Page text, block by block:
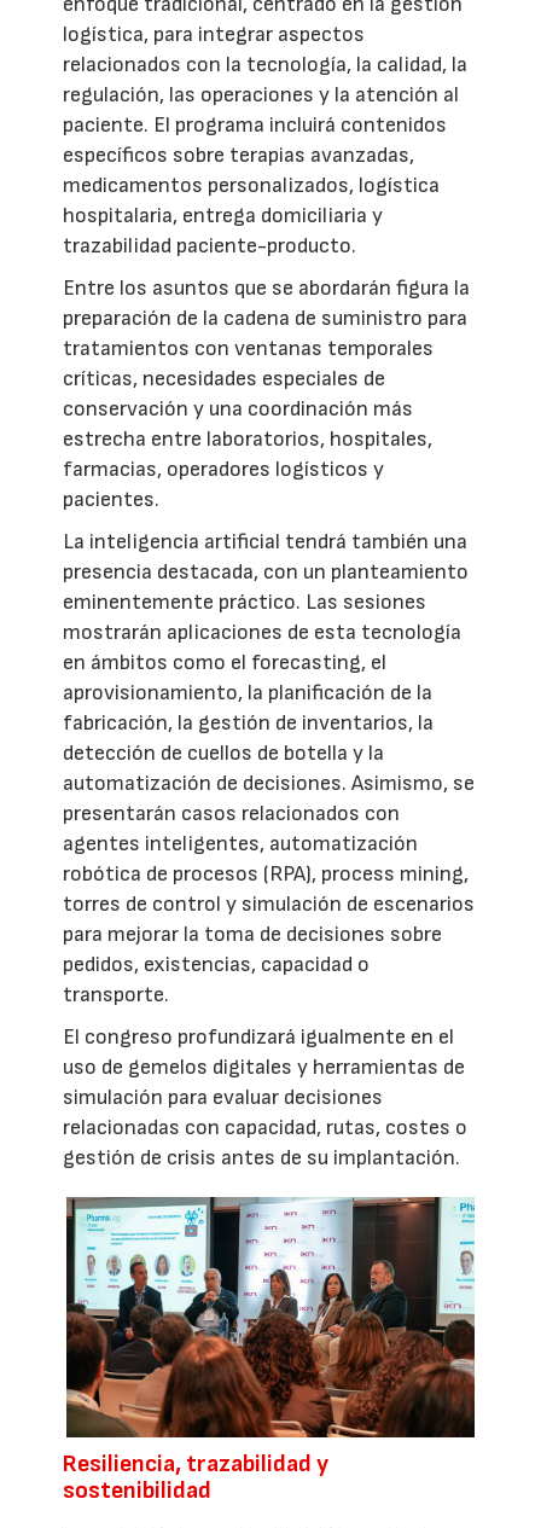
logística, para integrar aspectos
relacionados con la tecnología, la calidad, la
regulación, las operaciones y la atención al
paciente. El programa incluirá contenidos
específicos sobre terapias avanzadas,
medicamentos personalizados, logística
hospitalaria, entrega domiciliaria y
trazabilidad paciente-producto.
Entre los asuntos que se abordarán figura la
preparación de la cadena de suministro para
tratamientos con ventanas temporales
críticas, necesidades especiales de
conservación y una coordinación más
estrecha entre laboratorios, hospitales,
farmacias, operadores logísticos y
pacientes.
La inteligencia artificial tendrá también una
presencia destacada, con un planteamiento
eminentemente práctico. Las sesiones
mostrarán aplicaciones de esta tecnología
en ámbitos como el forecasting, el
aprovisionamiento, la planificación de la
fabricación, la gestión de inventarios, la
detección de cuellos de botella y la
automatización de decisiones. Asimismo, se
presentarán casos relacionados con
agentes inteligentes, automatización
robótica de procesos (RPA), process mining,
torres de control y simulación de escenarios
para mejorar la toma de decisiones sobre
pedidos, existencias, capacidad o
transporte.
El congreso profundizará igualmente en el
uso de gemelos digitales y herramientas de
simulación para evaluar decisiones
relacionadas con capacidad, rutas, costes o
gestión de crisis antes de su implantación.
Resiliencia, trazabilidad y
sostenibilidad